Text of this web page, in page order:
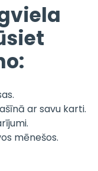
ar savu karti.
mēnešos.